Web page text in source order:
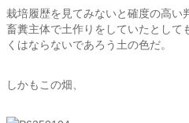
栽培履歴を見てみないと確度の高い
畜糞主体で土作りをしていたとして
くはならないであろう土の色だ。
しかもこの畑、